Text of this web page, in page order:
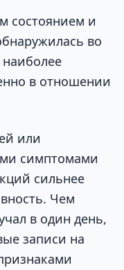
состоянием и
во
наиболее
в отношении
или
симптомами
сильнее
Чем
в один день,
записи на